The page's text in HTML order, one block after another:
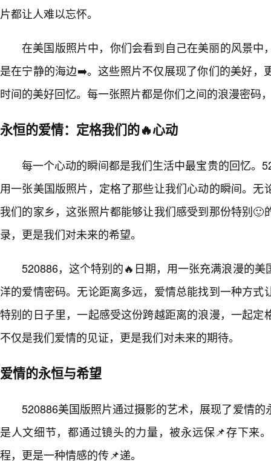
片都让人难以忘怀。
在美国版照片中，你们会看到自己在美丽的风景中
是在宁静的海边➡️。这些照片不仅展现了你们的美好，
时间的美好回忆。每一张照片都是你们之间的浪漫密码
永恒的爱情：定格我们的🔥心动
每一个心动的瞬间都是我们生活中最宝贵的回忆。
用一张美国版照片，定格了那些让我们心动的瞬间。无
我们的家乡，这张照片都能够让我们感受到那份特别🙂
录，更是我们对未来的希望。
520886，这个特别的🔥日期，用一张充满浪漫的
洋的爱情密码。无论距离多远，爱情总能找到一种方式
特别的日子里，一起感受这份跨越距离的浪漫，一起定
不仅是我们爱情的见证，更是我们对未来的期待。
爱情的永恒与希望
520886美国版照片通过摄影的艺术，展现了爱情
是人文细节，都通过镜头的力量，被永远保📌存下来
程，更是一种情感的传📌递。